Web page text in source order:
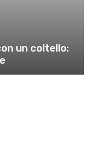
un coltello: